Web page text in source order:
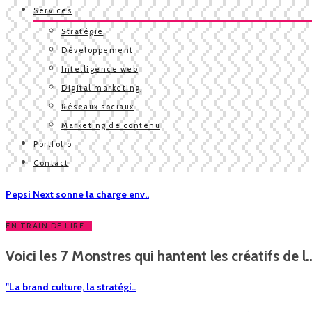
Services
Stratégie
Développement
Intelligence web
Digital marketing
Réseaux sociaux
Marketing de contenu
Portfolio
Contact
Pepsi Next sonne la charge env..
EN TRAIN DE LIRE...
Voici les 7 Monstres qui hantent les créatifs de
"La brand culture, la stratégi..